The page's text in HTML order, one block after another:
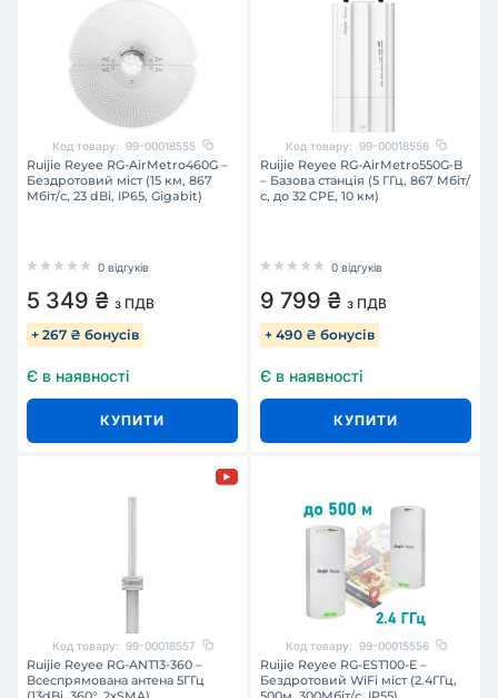
Код товару: 99-00018555
Ruijie Reyee RG-AirMetro460G –
Бездротовий міст (15 км, 867
Мбіт/с, 23 dBi, IP65, Gigabit)
0 відгуків
5 349 ₴ з ПДВ
+ 267 ₴ бонусів
Є в наявності
КУПИТИ
Код товару: 99-00018556
Ruijie Reyee RG-AirMetro550G-B
– Базова станція (5 ГГц, 867 Мбіт/
с, до 32 CPE, 10 км)
0 відгуків
9 799 ₴ з ПДВ
+ 490 ₴ бонусів
Є в наявності
КУПИТИ
Код товару: 99-00018557
Ruijie Reyee RG-ANT13-360 –
Всеспрямована антена 5ГГц
Код товару: 99-00015556
Ruijie Reyee RG-EST100-E –
Бездротовий WiFi міст (2.4ГГц,